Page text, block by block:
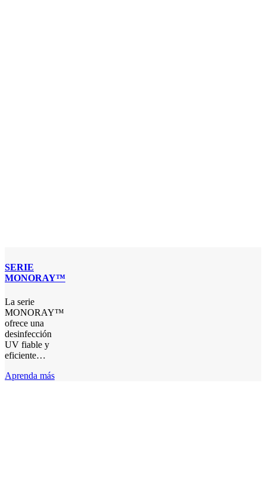
SERIE
MONORAY™
La serie
MONORAY™
ofrece una
desinfección
UV fiable y
eficiente…
Aprenda más